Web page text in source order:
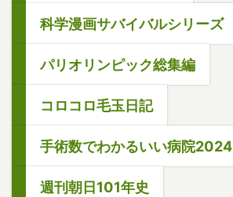
科学漫画サバイバルシリーズ
パリオリンピック総集編
コロコロ毛玉日記
手術数でわかるいい病院2024
週刊朝日101年史